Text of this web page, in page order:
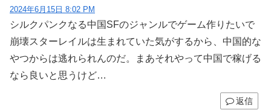
2024年6月15日 8:02 PM
シルクパンクなる中国SFのジャンルでゲーム作りたいで
崩壊スターレイルは生まれていた気がするから、中国的な
やつからは逃れられんのだ。まあそれやって中国で稼げる
なら良いと思うけど…
返信